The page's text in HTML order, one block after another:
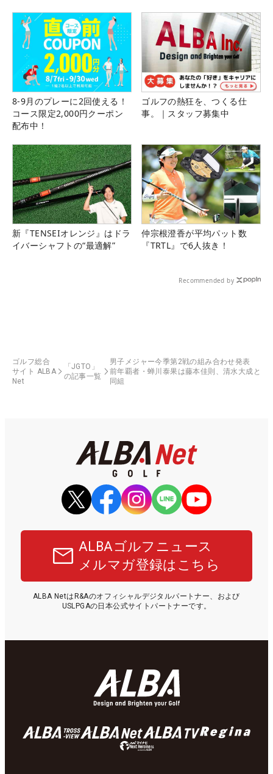
8-9月のプレーに2回使える！
コース限定2,000円クーポン
配布中！
ゴルフの熱狂を、つくる仕
事。｜スタッフ募集中
新『TENSEIオレンジ』はドラ
イバーシャフトの“最適解”
仲宗根澄香が平均パット数
『TRTL』で6人抜き！
Recommended by
ゴルフ総合
サイト ALBA
Net
「JGTO」
の記事一覧
男子メジャー今季第2戦の組み合わせ発表
前年覇者・蝉川泰果は藤本佳則、清水大成と
同組
ALBAゴルフニュース
メルマガ登録はこちら
ALBA NetはR&Aのオフィシャルデジタルパートナー、および
USLPGAの日本公式サイトパートナーです。